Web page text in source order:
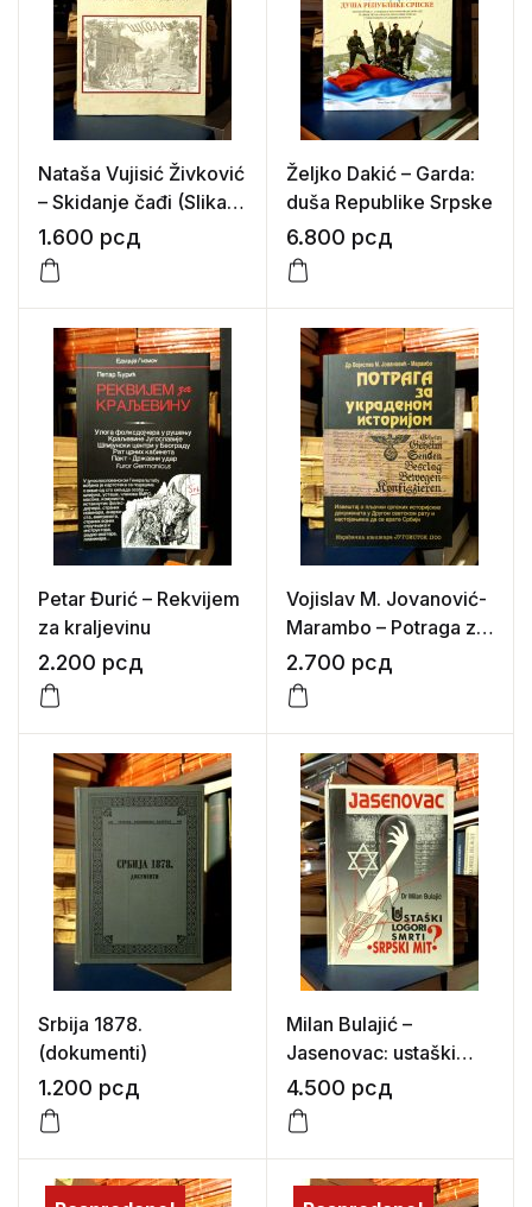
Nataša Vujisić Živković
– Skidanje čađi (Slika
osnovnih škola u
Kneževini Srbiji 1957-
1880. godine u
izveštajima školskih
nadzornika
1.600 рсд
Željko Dakić – Garda:
duša Republike Srpske
6.800 рсд
Petar Đurić – Rekvijem
za kraljevinu
2.200 рсд
Vojislav M. Jovanović-
Marambo – Potraga za
ukradenom istorijom
2.700 рсд
Srbija 1878.
(dokumenti)
1.200 рсд
Milan Bulajić –
Jasenovac: ustaški
logori smrti „srpski mit“
4.500 рсд